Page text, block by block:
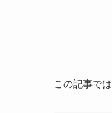
この記事で